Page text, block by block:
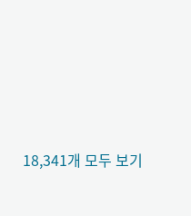
18,341개 모두 보기